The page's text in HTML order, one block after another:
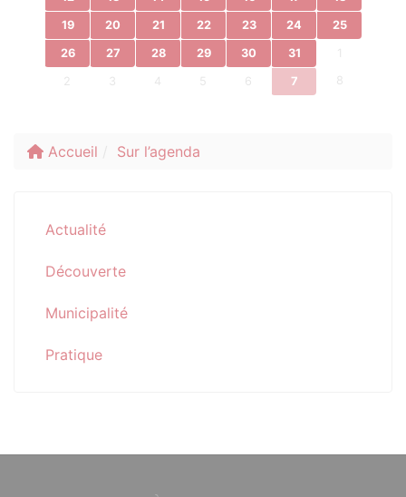
19 20 21 22 23 24 25
26 27 28 29 30 31
2 3 4 5 6 7 8
Accueil Sur l’agenda
Actualité
Découverte
Municipalité
Pratique